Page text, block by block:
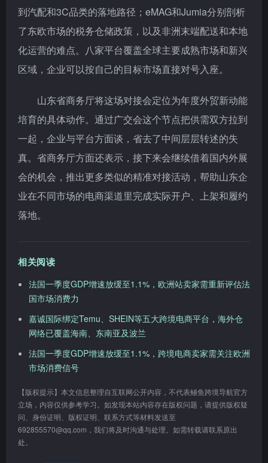
到汽配和3C品类的落地路径；eMAG和Jumia分别剖析
了东欧市场的税务仓储政策，以及非洲末端配送和本地
化运营的难点。八家平台覆盖全球主要成熟市场和新兴
区域，企业可以按自己的目标市场直接对号入座。
山东省商务厅将这场对接会定位为年度外贸新动能
培育的具体动作。通过广交会这个节点把供需双方拉到
一起，企业与平台方面谈，省去了中间层层转述的失
真。省商务厅方面还表示，接下来会继续借着国内外展
会的机会，推出更多类似的精准对接活动，帮助山东企
业在不同市场的电商渠道里完成实际开户、上架和履约
落地。
相关阅读
法国一季度GDP增速放缓至1.1%，欧洲站卖家需重新评估法
国市场消费力
嘉诚国际绑定Temu、SHEIN等五大跨境电商平台，海外仓
网络已覆盖海南、东南亚及波兰
法国一季度GDP增速放缓至1.1%，跨境电商卖家需关注欧洲
市场消费信号
【版权提示】本文信息整理自互联网公开内容，不代表鳗鱼跨境导航官方
立场，内容仅供参考学习。如发现本站内容存在版权问题，请提供版权疑
问、身份证明、版权证明、联系方式等材料发送至
692855570@qq.com，我们将及时沟通与处理。如需转载请联系原出
处。